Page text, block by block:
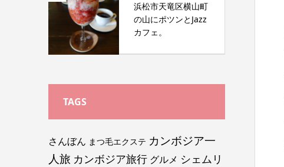
浜松市天竜区横山町
の山にポツンとJazz
カフェ。
TAGS
さんぼん まつ毛エクステ カンボジア一
人旅 カンボジア旅行 グルメ シェムリ